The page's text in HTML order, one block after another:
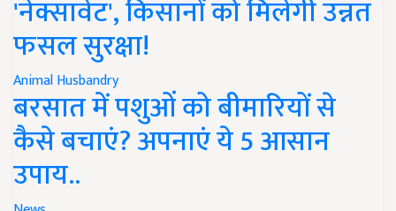
'नेक्सावेट', किसानों को मिलेगी उन्नत
फसल सुरक्षा!
Animal Husbandry
बरसात में पशुओं को बीमारियों से
कैसे बचाएं? अपनाएं ये 5 आसान
उपाय..